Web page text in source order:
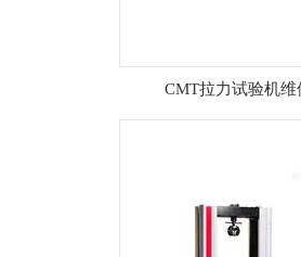
CMT拉力试验机维